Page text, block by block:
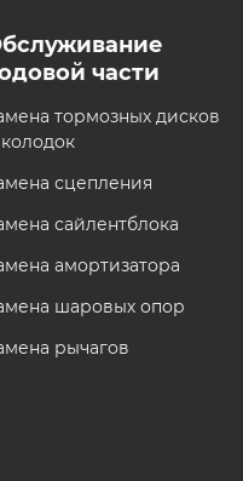
части​
тормозных дисков
сцепления
сайлентблока
амортизатора
шаровых опор
рычагов